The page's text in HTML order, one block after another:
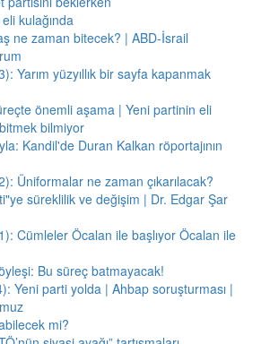
kulağında
ne zaman bitecek? | ABD-İsrail
Yarım yüzyıllık bir sayfa kapanmak
önemli aşama | Yeni partinin eli
bilmiyor
Kandil'de Duran Kalkan röportajının
Üniformalar ne zaman çıkarılacak?
süreklilik ve değişim | Dr. Edgar Şar
Cümleler Öcalan ile başlıyor Öcalan ile
Bu süreç batmayacak!
Yeni parti yolda | Ahbap soruşturması |
mi?